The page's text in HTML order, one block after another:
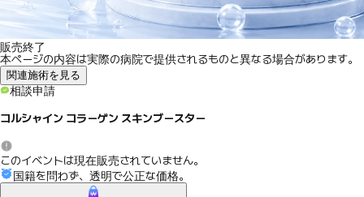
販売終了
本ページの内容は実際の病院で提供されるものと異なる場合があります。
関連施術を見る
相談申請
コルシャイン コラーゲン スキンブースター
このイベントは現在販売されていません。
国籍を問わず、透明で公正な価格。